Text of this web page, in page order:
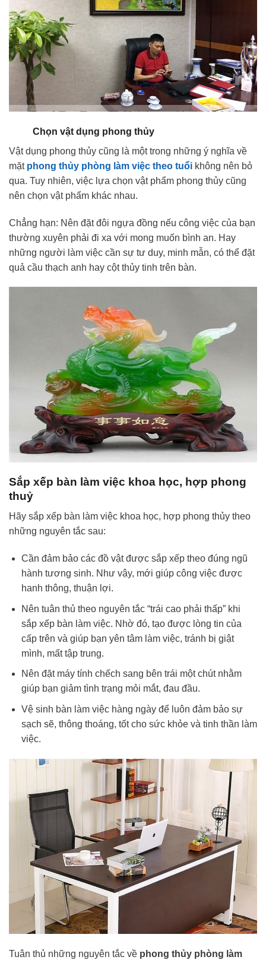
Chọn vật dụng phong thủy
Vật dụng phong thủy cũng là một trong những ý nghĩa về
mặt phong thủy phòng làm việc theo tuổi không nên bỏ
qua. Tuy nhiên, việc lựa chọn vật phẩm phong thủy cũng
nên chọn vật phẩm khác nhau.
Chẳng hạn: Nên đặt đôi ngựa đồng nếu công việc của bạn
thường xuyên phải đi xa với mong muốn bình an. Hay
những người làm việc cần sự tư duy, minh mẫn, có thể đặt
quả cầu thạch anh hay cột thủy tinh trên bàn.
Sắp xếp bàn làm việc khoa học, hợp phong
thuỷ
Hãy sắp xếp bàn làm việc khoa học, hợp phong thủy theo
những nguyên tắc sau:
Cần đảm bảo các đồ vật được sắp xếp theo đúng ngũ
hành tương sinh. Như vậy, mới giúp công việc được
hanh thông, thuận lợi.
Nên tuân thủ theo nguyên tắc “trái cao phải thấp” khi
sắp xếp bàn làm việc. Nhờ đó, tạo được lòng tin của
cấp trên và giúp bạn yên tâm làm việc, tránh bị giật
mình, mất tập trung.
Nên đặt máy tính chếch sang bên trái một chút nhằm
giúp bạn giảm tình trạng mỏi mắt, đau đầu.
Vệ sinh bàn làm việc hàng ngày để luôn đảm bảo sự
sạch sẽ, thông thoáng, tốt cho sức khỏe và tinh thần làm
việc.
Tuân thủ những nguyên tắc về phong thủy phòng làm